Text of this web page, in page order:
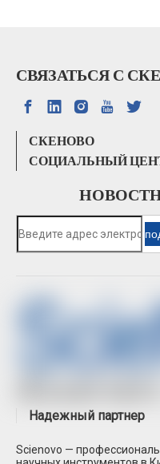
СВЯЗАТЬСЯ С
СКЕНОВО
СОЦИАЛЬНЫЙ
Надежный партнер
Scienovo —